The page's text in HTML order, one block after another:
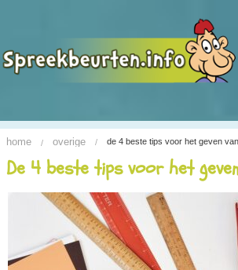
home overige de 4 beste tips voor het geven
De 4 beste tips voor het